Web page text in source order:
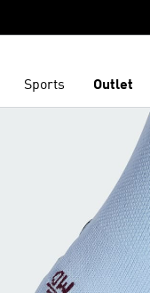
Sports Outlet